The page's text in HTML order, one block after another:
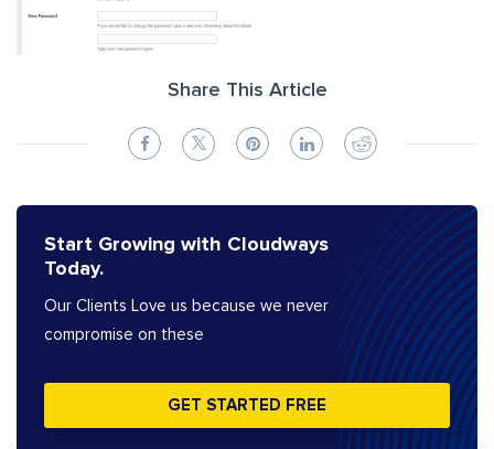
Share This Article
Start Growing with Cloudways
Today.
Our Clients Love us because we never
compromise on these
GET STARTED FREE